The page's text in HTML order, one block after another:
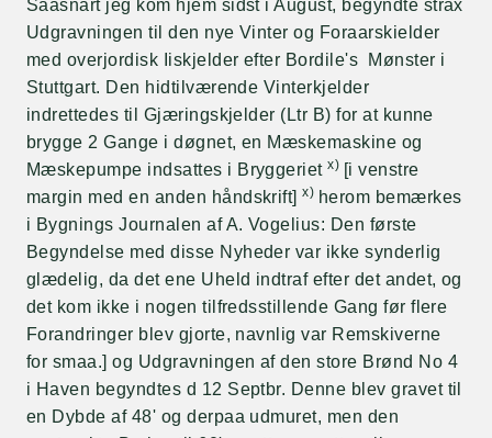
Saasnart jeg kom hjem sidst i August, begyndte strax
Udgravningen til den nye Vinter og Foraarskielder
med overjordisk Iiskjelder efter Bordile's Mønster i
Stuttgart. Den hidtilværende Vinterkjelder
indrettedes til Gjæringskjelder (Ltr B) for at kunne
brygge 2 Gange i døgnet, en Mæskemaskine og
Mæskepumpe indsattes i Bryggerietx) [i venstre
margin med en anden håndskrift]x) herom bemærkes
i Bygnings Journalen af A. Vogelius: Den første
Begyndelse med disse Nyheder var ikke synderlig
glædelig, da det ene Uheld indtraf efter det andet, og
det kom ikke i nogen tilfredsstillende Gang før flere
Forandringer blev gjorte, navnlig var Remskiverne
for smaa.] og Udgravningen af den store Brønd No 4
i Haven begyndtes d 12 Septbr. Denne blev gravet til
en Dybde af 48' og derpaa udmuret, men den